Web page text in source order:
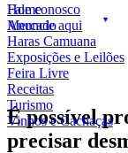
Fale conosco
Anuncie aqui
Home
Mercado
Haras Camuana
Exposições e Leilões
Feira Livre
Receitas
Turismo
Vinhos e Cachaças
É possível
precisar